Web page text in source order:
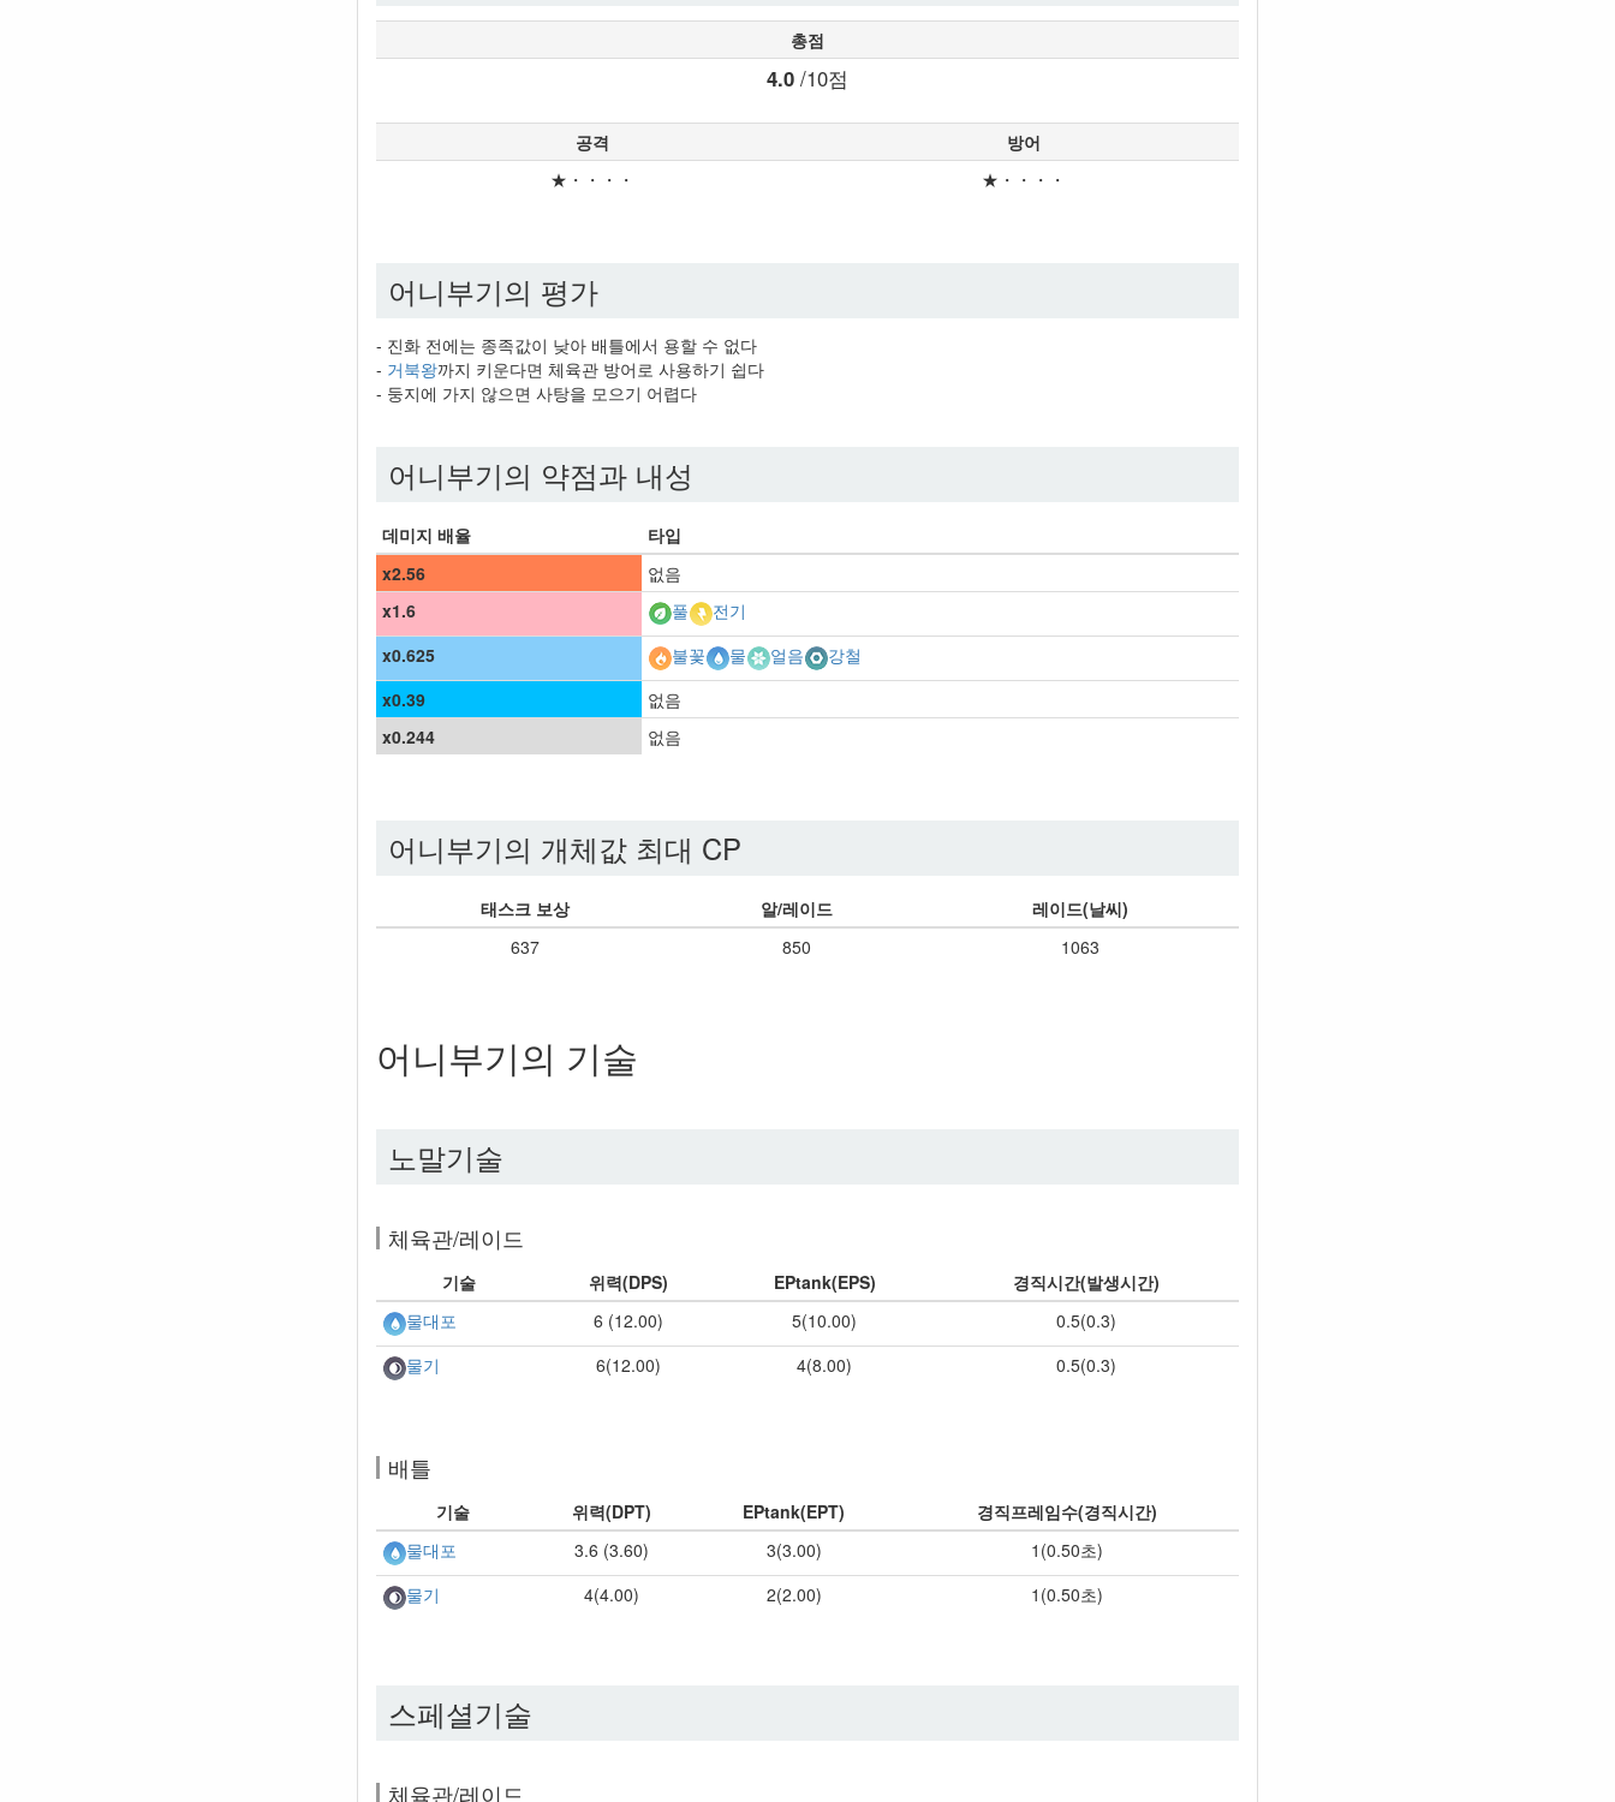
총점
4.0 /10점
공격
방어
★・・・・
★・・・・
어니부기의 평가
- 진화 전에는 종족값이 낮아 배틀에서 용할 수 없다
- 거북왕까지 키운다면 체육관 방어로 사용하기 쉽다
- 둥지에 가지 않으면 사탕을 모으기 어렵다
어니부기의 약점과 내성
데미지 배율
타입
x2.56
없음
x1.6
풀
전기
x0.625
불꽃 물 얼음
강철
x0.39
없음
x0.244
없음
어니부기의 개체값 최대 CP
태스크 보상 알/레이드
레이드(날씨)
637
850 1063
어니부기의 기술
노말기술
체육관/레이드
기술 위력(DPS) EPtank(EPS)
경직시간(발생시간)
물대포
6 (12.00) 5(10.00)
0.5(0.3)
물기
6(12.00) 4(8.00) 0.5(0.3)
배틀
기술 위력(DPT) EPtank(EPT)
경직프레임수(경직시간)
물대포
3.6 (3.60) 3(3.00)
1(0.50초)
물기
4(4.00) 2(2.00) 1(0.50초)
스페셜기술
체육관/레이드